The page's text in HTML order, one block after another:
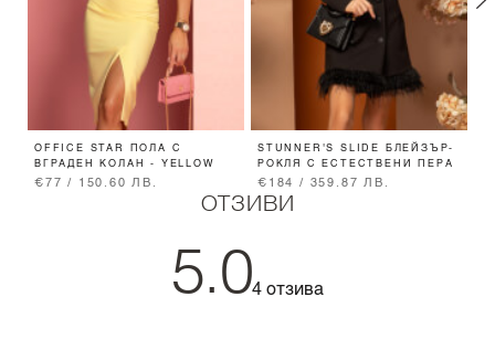
OFFICE STAR ПОЛА С
ВГРАДЕН КОЛАН - YELLOW
€77 / 150.60 ЛВ.
STUNNER'S SLIDE БЛЕЙЗЪР-
РОКЛЯ С ЕСТЕСТВЕНИ ПЕРА
€184 / 359.87 ЛВ.
ОТЗИВИ
5.04 отзива